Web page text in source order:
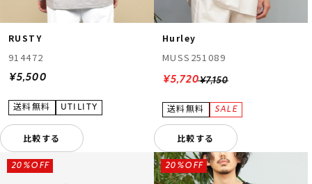
RUSTY
914472
¥5,500
比較する
Hurley
MUSS251089
¥7,150
¥5,720
比較する
20%OFF 20%OFF